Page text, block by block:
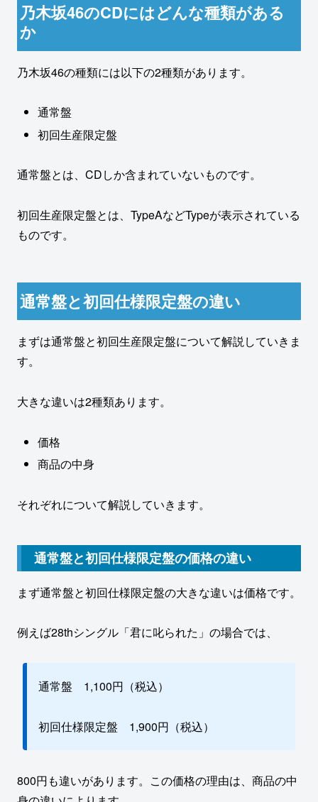
乃木坂46のCDにはどんな種類がある
か
乃木坂46の種類には以下の2種類があります。
通常盤
初回生産限定盤
通常盤とは、CDしか含まれていないものです。
初回生産限定盤とは、TypeAなどTypeが表示されている
ものです。
通常盤と初回仕様限定盤の違い
まずは通常盤と初回生産限定盤について解説していきま
す。
大きな違いは2種類あります。
価格
商品の中身
それぞれについて解説していきます。
通常盤と初回仕様限定盤の価格の違い
まず通常盤と初回仕様限定盤の大きな違いは価格です。
例えば28thシングル「君に叱られた」の場合では、
通常盤 1,100円（税込）
初回仕様限定盤 1,900円（税込）
800円も違いがあります。この価格の理由は、商品の中